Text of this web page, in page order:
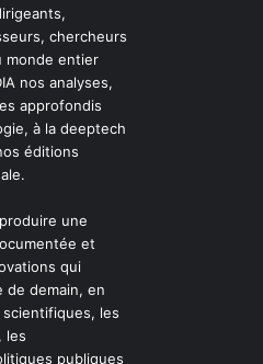
chercheurs
monde entier
nos analyses,
approfondis
à la deeptech
éditions
une
et
qui
de demain, en
scientifiques, les
les
publiques